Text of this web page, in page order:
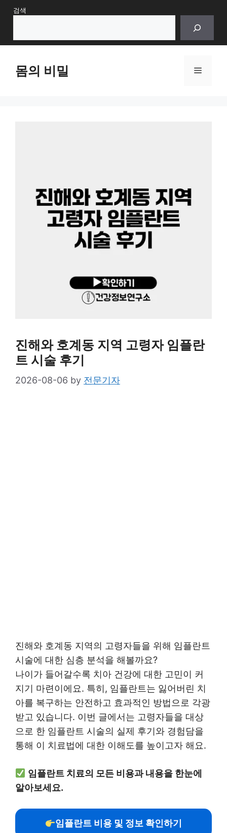
Skip검색
몸의 비밀 Menu
진해와 호계동 지역 고령자 임플란
트 시술 후기
2026-08-06 by 전문기자
진해와 호계동 지역의 고령자들을 위해 임플란트
시술에 대한 심층 분석을 해볼까요?
나이가 들어갈수록 치아 건강에 대한 고민이 커
지기 마련이에요. 특히, 임플란트는 잃어버린 치
아를 복구하는 안전하고 효과적인 방법으로 각광
받고 있습니다. 이번 글에서는 고령자들을 대상
으로 한 임플란트 시술의 실제 후기와 경험담을
통해 이 치료법에 대한 이해도를 높이고자 해요.
임플란트 치료의 모든 비용과 내용을 한눈에
알아보세요.
임플란트 비용 및 정보 확인하기